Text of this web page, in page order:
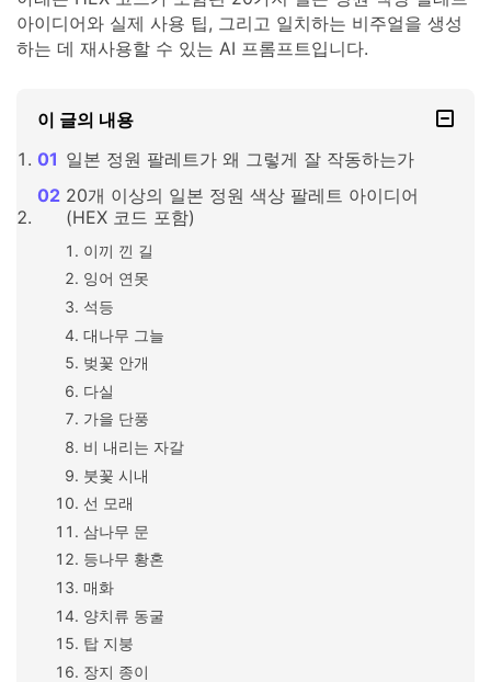
아이디어와 실제 사용 팁, 그리고 일치하는 비주얼을 생성
하는 데 재사용할 수 있는 AI 프롬프트입니다.
이 글의 내용
일본 정원 팔레트가 왜 그렇게 잘 작동하는가
20개 이상의 일본 정원 색상 팔레트 아이디어
(HEX 코드 포함)
이끼 낀 길
잉어 연못
석등
대나무 그늘
벚꽃 안개
다실
가을 단풍
비 내리는 자갈
붓꽃 시내
선 모래
삼나무 문
등나무 황혼
매화
양치류 동굴
탑 지붕
장지 종이